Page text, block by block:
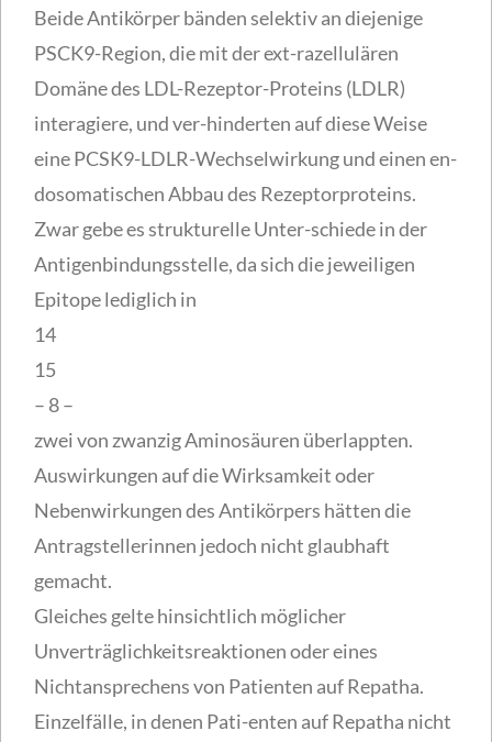
Beide Antikörper bänden selektiv an diejenige
PSCK9-Region, die mit der ext-razellulären
Domäne des LDL-Rezeptor-Proteins (LDLR)
interagiere, und ver-hinderten auf diese Weise
eine PCSK9-LDLR-Wechselwirkung und einen en-
dosomatischen Abbau des Rezeptorproteins.
Zwar gebe es strukturelle Unter-schiede in der
Antigenbindungsstelle, da sich die jeweiligen
Epitope lediglich in
14
15
– 8 –
zwei von zwanzig Aminosäuren überlappten.
Auswirkungen auf die Wirksamkeit oder
Nebenwirkungen des Antikörpers hätten die
Antragstellerinnen jedoch nicht glaubhaft
gemacht.
Gleiches gelte hinsichtlich möglicher
Unverträglichkeitsreaktionen oder eines
Nichtansprechens von Patienten auf Repatha.
Einzelfälle, in denen Pati-enten auf Repatha nicht